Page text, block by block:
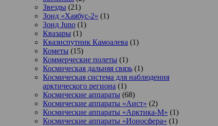
Звезды (21)
Зонд «Хаябус-2» (1)
Зонд Juno (1)
Квазары (1)
Квазиспутник Камоалева (1)
Кометы (15)
Коммерческие полеты (1)
Космическая дальняя связь (1)
Космическая система для наблюдения
арктического региона (1)
Космические аппараты (68)
Космические аппараты «Аист» (2)
Космические аппараты «Арктика-М» (1)
Космические аппараты «Ионосфера» (1)